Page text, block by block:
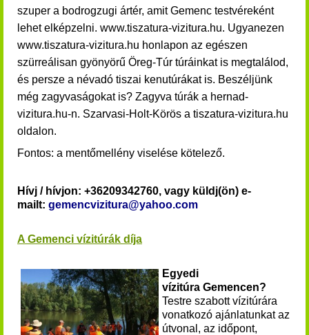
szuper a bodrogzugi ártér, amit Gemenc testvéreként
lehet elképzelni. www.tiszatura-vizitura.hu. Ugyanezen
www.tiszatura-vizitura.hu honlapon az egészen
szürreálisan gyönyörű Öreg-Túr túráinkat is megtalálod,
és persze a névadó tiszai kenutúrákat is. Beszéljünk
még zagyvaságokat is? Zagyva túrák a hernad-
vizitura.hu-n. Szarvasi-Holt-Körös a tiszatura-vizitura.hu
oldalon.
Fontos: a mentőmellény viselése kötelező.
Hívj / hívjon: +36209342760, vagy küldj(ön) e-
mailt: gemencvizitura@yahoo.com
A Gemenci vízitúrák díja
Egyedi
vízitúra Gemencen?
Testre szabott vízitúrára
vonatkozó ajánlatunkat az
útvonal, az időpont,